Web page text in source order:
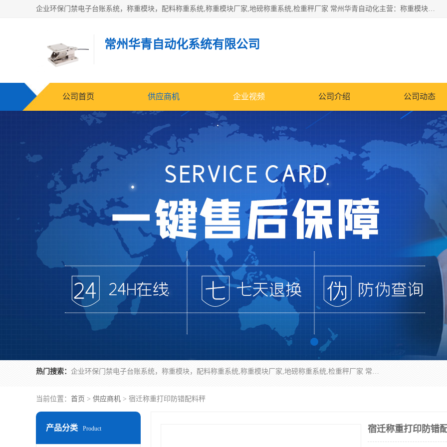
企业环保门禁电子台账系统，称重模块，配料称重系统,称重模块厂家,地磅称重系统,检重秤厂家 常州华青自动化主营：称重模块、无人值守称重系统、配料称重系统、地磅称重系统、检重秤、托利多称重模块等产品。各种称重软件，移动源环保门禁电子台账系统软件。 常州华青自动化系统有限公司7*24的电话支持服务、项目现场开发服务、新功能定制研发服务，产品培训、远程维护，现场安装调试工程等。
常州华青自动化系统有限公司
公司首页 供应商机 企业视频 公司介绍 公司动态
热门搜索： 企业环保门禁电子台账系统，称重模块，配料称重系统,称重模块厂家,地磅称重系统,检重秤厂家 常州华青自动化主营：称重模块、无人值守称重系统、配料称重系统、地磅称重系统、检重秤、托利多称重模块等产品。各种称重软件，移动源环保门禁电子台账系统软件。 常州华青自动化系统有限公司7*24的电话支持服务、项目现场开发服务、新功能定制研发服务，产品培训、远程维护，现场安装调试工程等。
当前位置： 首页 > 供应商机 > 宿迁称重打印防错配料秤
产品分类 Product 宿迁称重打印防错